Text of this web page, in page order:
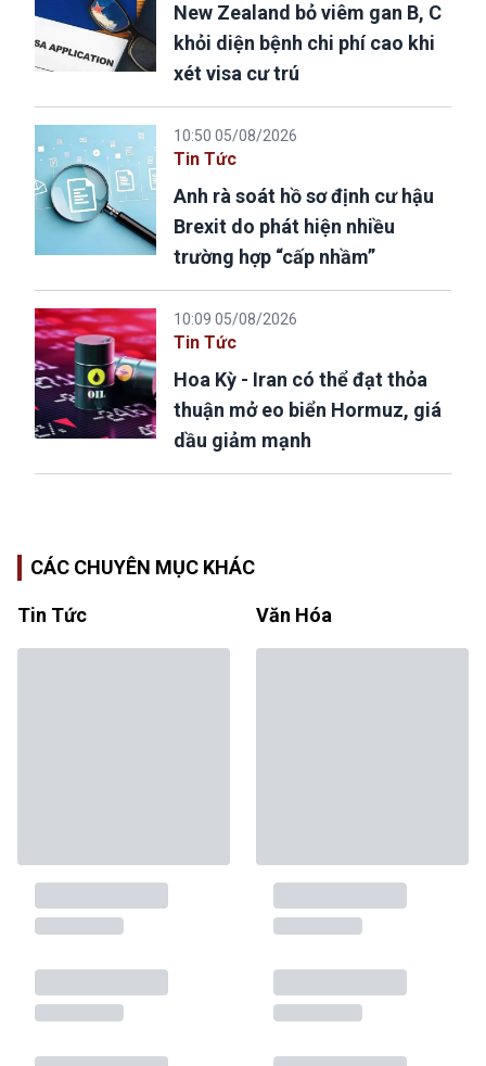
New Zealand bỏ viêm gan B, C
khỏi diện bệnh chi phí cao khi
xét visa cư trú
10:50 05/08/2026
Tin Tức
Anh rà soát hồ sơ định cư hậu
Brexit do phát hiện nhiều
trường hợp “cấp nhầm”
10:09 05/08/2026
Tin Tức
Hoa Kỳ - Iran có thể đạt thỏa
thuận mở eo biển Hormuz, giá
dầu giảm mạnh
CÁC CHUYÊN MỤC KHÁC
Tin Tức Văn Hóa